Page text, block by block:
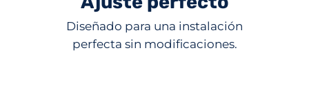
Diseñado para una instalación
perfecta sin modificaciones.